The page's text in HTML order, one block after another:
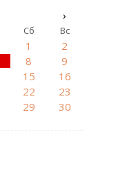
›
Сб Вс
1
2
8
9
15
16
22
23
29
30